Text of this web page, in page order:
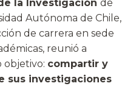
la Investigación de
Autónoma de Chile,
de carrera en sede
reunió a
objetivo: compartir y
sus investigaciones